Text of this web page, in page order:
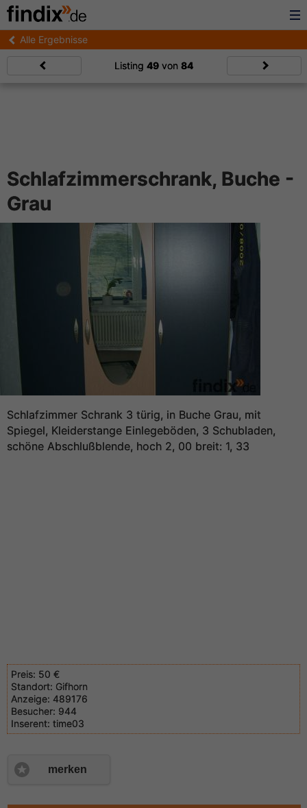
Alle Ergebnisse
Listing 49von 84
Schlafzimmerschrank, Buche -
Grau
Schlafzimmer Schrank 3 türig, in Buche Grau, mit
Spiegel, Kleiderstange Einlegeböden, 3 Schubladen,
schöne Abschlußblende, hoch 2, 00 breit: 1, 33
Preis: 50 €
Standort: Gifhorn
Anzeige: 489176
Besucher: 944
Inserent: time03
merken